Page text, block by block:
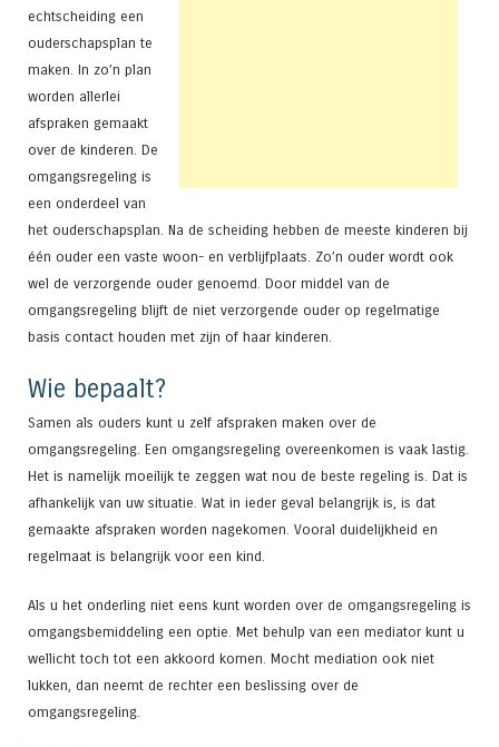
echtscheiding een
ouderschapsplan te
maken. In zo’n plan
worden allerlei
afspraken gemaakt
over de kinderen. De
omgangsregeling is
een onderdeel van
het ouderschapsplan. Na de scheiding hebben de meeste kinderen bij
één ouder een vaste woon- en verblijfplaats. Zo’n ouder wordt ook
wel de verzorgende ouder genoemd. Door middel van de
omgangsregeling blijft de niet verzorgende ouder op regelmatige
basis contact houden met zijn of haar kinderen.
Wie bepaalt?
Samen als ouders kunt u zelf afspraken maken over de
omgangsregeling. Een omgangsregeling overeenkomen is vaak lastig.
Het is namelijk moeilijk te zeggen wat nou de beste regeling is. Dat is
afhankelijk van uw situatie. Wat in ieder geval belangrijk is, is dat
gemaakte afspraken worden nagekomen. Vooral duidelijkheid en
regelmaat is belangrijk voor een kind.
Als u het onderling niet eens kunt worden over de omgangsregeling is
omgangsbemiddeling een optie. Met behulp van een mediator kunt u
wellicht toch tot een akkoord komen. Mocht mediation ook niet
lukken, dan neemt de rechter een beslissing over de
omgangsregeling.